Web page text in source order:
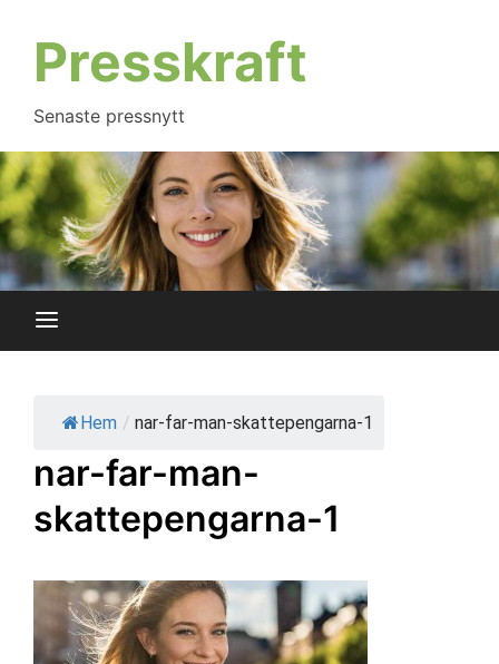
innehållPresskraft
Senaste pressnytt
Hem / nar-far-man-skattepengarna-1
nar-far-man-
skattepengarna-1